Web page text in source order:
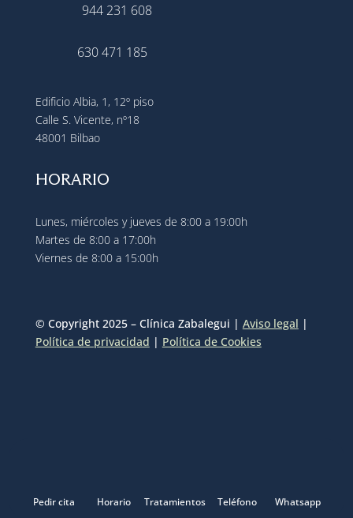
944 231 608
630 471 185
Edificio Albia, 1, 12º piso
Calle S. Vicente, nº18
48001 Bilbao
HORARIO
Lunes, miércoles y jueves de 8:00 a 19:00h
Martes de 8:00 a 17:00h
Viernes de 8:00 a 15:00h
© Copyright 2025 – Clínica Zabalegui | Aviso legal |
Política de privacidad | Política de Cookies
Pedir cita Horario Tratamientos Teléfono Whatsapp